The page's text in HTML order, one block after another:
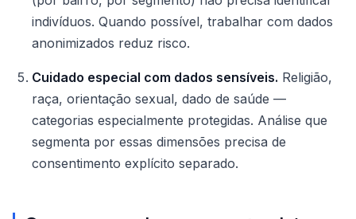
indivíduos. Quando possível, trabalhar com dados
anonimizados reduz risco.
Cuidado especial com dados sensíveis. Religião,
raça, orientação sexual, dado de saúde —
categorias especialmente protegidas. Análise que
segmenta por essas dimensões precisa de
consentimento explícito separado.